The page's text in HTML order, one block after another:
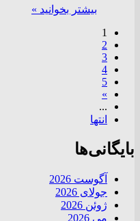
بیشتر بخوانید »
1
2
3
4
5
»
...
انتها
بایگانی‌ها
آگوست 2026
جولای 2026
ژوئن 2026
می 2026